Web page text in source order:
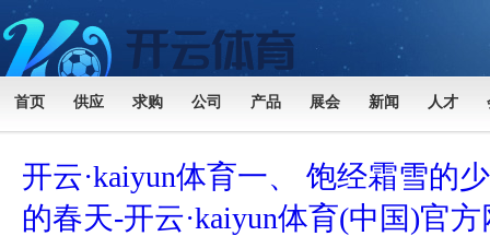
首页 供应 求购 公司 产品 展会 新闻 人才
开云·kaiyun体育一、 饱经霜雪的
的春天-开云·kaiyun体育(中国)官